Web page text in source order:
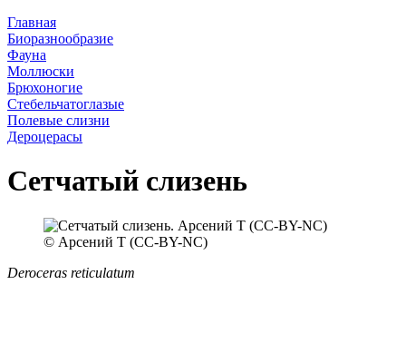
Главная
Биоразнообразие
Фауна
Моллюски
Брюхоногие
Стебельчатоглазые
Полевые слизни
Дероцерасы
Сетчатый слизень
© Арсений Т (CC-BY-NC)
Deroceras reticulatum